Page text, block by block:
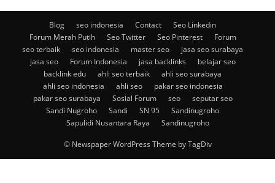
Blog seo indonesia Contact
Seo Linkedin
Forum Merah Putih
Seo Twitter Seo Pinterest
Forum
seo terbaik
seo indonesia master seo
jasa seo surabaya
jasa seo
Forum Indonesia jasa backlinks
belajar seo
backlink edu
ahli seo terbaik
ahli seo surabaya
ahli seo indonesia
ahli seo
pakar seo indonesia
pakar seo surabaya
Sosial Forum seo
seputar seo
Sandi Nugroho
Sandi SN 95
Sandinugroho
Sapulidi Nusantara Raya
Sandinugroho
© Newspaper WordPress Theme by TagDiv